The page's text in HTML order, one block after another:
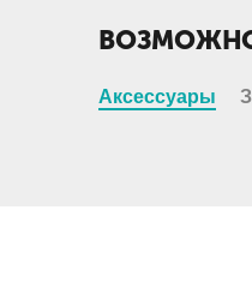
Аксессуары